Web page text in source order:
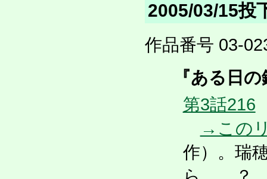
2005/03/15投
作品番号 03-
『ある日
第3話216
→この
作）。瑞